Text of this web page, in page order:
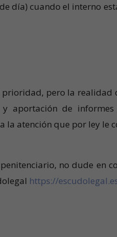
día) cuando el interno
pero la realidad
aportación de
atención que por ley le
no dude en
https://